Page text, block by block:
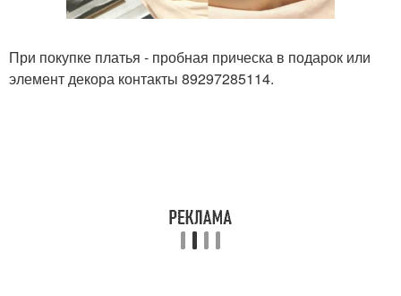
При покупке платья - пробная прическа в подарок или
элемент декора контакты 89297285114.